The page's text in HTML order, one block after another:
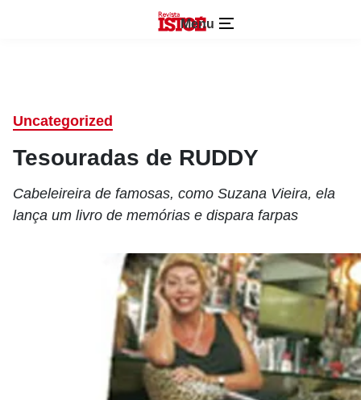
Menu
Uncategorized
Tesouradas de RUDDY
Cabeleireira de famosas, como Suzana Vieira, ela
lança um livro de memórias e dispara farpas